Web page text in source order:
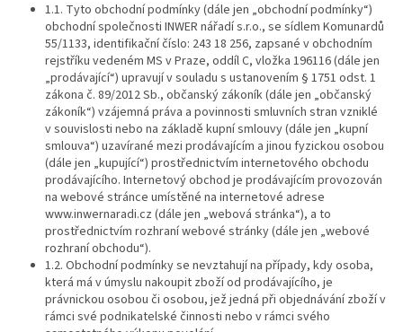
1.1. Tyto obchodní podmínky (dále jen „obchodní podmínky“)
obchodní společnosti INWER nářadí s.r.o., se sídlem Komunardů
55/1133, identifikační číslo: 243 18 256, zapsané v obchodním
rejstříku vedeném MS v Praze, oddíl C, vložka 196116 (dále jen
„prodávající“) upravují v souladu s ustanovením § 1751 odst. 1
zákona č. 89/2012 Sb., občanský zákoník (dále jen „občanský
zákoník“) vzájemná práva a povinnosti smluvních stran vzniklé
v souvislosti nebo na základě kupní smlouvy (dále jen „kupní
smlouva“) uzavírané mezi prodávajícím a jinou fyzickou osobou
(dále jen „kupující“) prostřednictvím internetového obchodu
prodávajícího. Internetový obchod je prodávajícím provozován
na webové stránce umístěné na internetové adrese
www.inwernaradi.cz (dále jen „webová stránka“), a to
prostřednictvím rozhraní webové stránky (dále jen „webové
rozhraní obchodu“).
1.2. Obchodní podmínky se nevztahují na případy, kdy osoba,
která má v úmyslu nakoupit zboží od prodávajícího, je
právnickou osobou či osobou, jež jedná při objednávání zboží v
rámci své podnikatelské činnosti nebo v rámci svého